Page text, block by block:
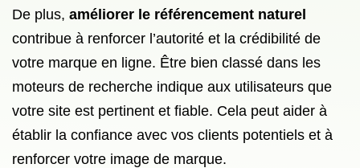
De plus, améliorer le référencement naturel
contribue à renforcer l’autorité et la crédibilité de
votre marque en ligne. Être bien classé dans les
moteurs de recherche indique aux utilisateurs que
votre site est pertinent et fiable. Cela peut aider à
établir la confiance avec vos clients potentiels et à
renforcer votre image de marque.